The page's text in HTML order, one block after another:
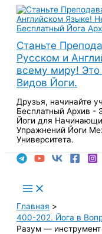
Перейти
содержимому
Станьте
Русском и
всему миру!
Видов Йоги.
Друзья, начинайте
Бесплатный Архив -
Йоги для
Упражнений Йоги
Университета.
Main
Menu
Главная
400-202. Йога в
Разум — инструмент